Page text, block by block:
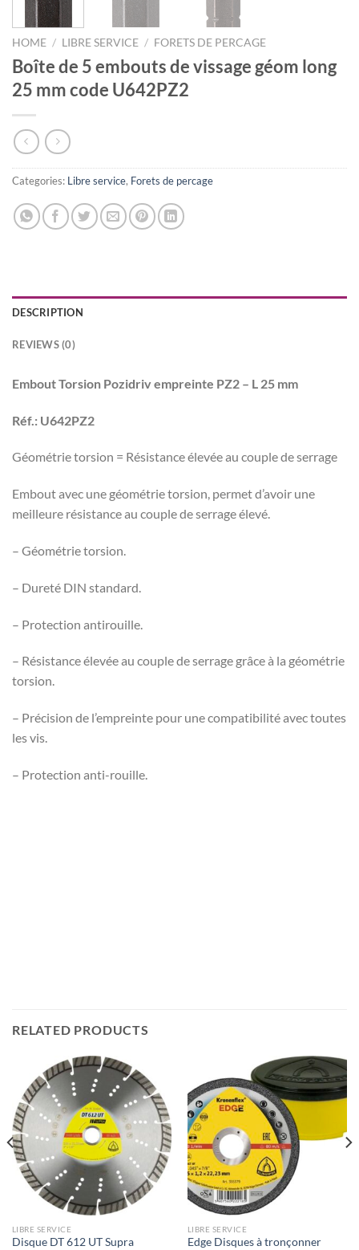
HOME / LIBRE SERVICE / FORETS DE PERCAGE
Boîte de 5 embouts de vissage géom long
25 mm code U642PZ2
Categories: Libre service, Forets de percage
DESCRIPTION
REVIEWS (0)
Embout Torsion Pozidriv empreinte PZ2 – L 25 mm
Réf.: U642PZ2
Géométrie torsion = Résistance élevée au couple de serrage
Embout avec une géométrie torsion, permet d’avoir une
meilleure résistance au couple de serrage élevé.
– Géométrie torsion.
– Dureté DIN standard.
– Protection antirouille.
– Résistance élevée au couple de serrage grâce à la géométrie
torsion.
– Précision de l’empreinte pour une compatibilité avec toutes
les vis.
– Protection anti-rouille.
RELATED PRODUCTS
LIBRE SERVICE
Disque DT 612 UT Supra
LIBRE SERVICE
Edge Disques à tronçonner